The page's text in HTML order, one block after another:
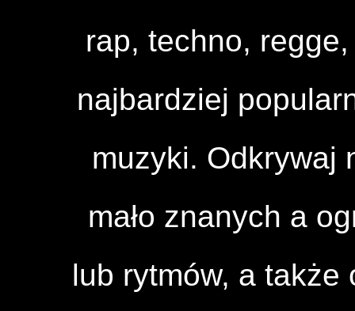
rap, techno,
najbardziej
muzyki. Odkrywaj
mało znanych a
lub rytmów, a także